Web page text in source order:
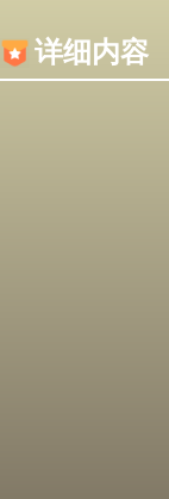
详细内容